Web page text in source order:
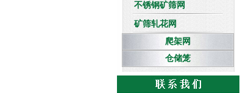
不锈钢矿筛网
矿筛轧花网
爬架网
仓储笼